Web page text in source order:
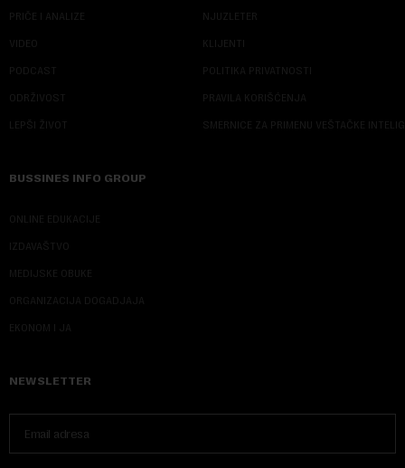
PRIČE I ANALIZE
VIDEO
PODCAST
ODRŽIVOST
LEPŠI ŽIVOT
NJUZLETER
KLIJENTI
POLITIKA PRIVATNOSTI
PRAVILA KORIŠĆENJA
SMERNICE ZA PRIMENU VEŠTAČKE
BUSSINES INFO GROUP
ONLINE EDUKACIJE
IZDAVAŠTVO
MEDIJSKE OBUKE
ORGANIZACIJA DOGADJAJA
EKONOM I JA
NEWSLETTER